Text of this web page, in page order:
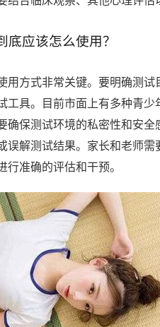
应该怎么使用？
用方式非常关键。要明确测
工具。目前市面上有多种青
确保测试环境的私密性和安
误解测试结果。家长和老师
准确的评估和干预。